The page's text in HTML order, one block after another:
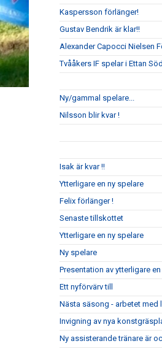
Kaspersson förlänger!
Gustav Bendrik är klar!!
Alexander Capocci Nielsen
Tvååkers IF spelar i Ettan
Ny/gammal spelare...
Nilsson blir kvar !
Isak är kvar !!
Ytterligare en ny spelare
Felix förlänger !
Senaste tillskottet
Ytterligare en ny spelare
Ny spelare
Presentation av ytterligare
Ett nyförvärv till
Nästa säsong - arbetet med
Invigning av nya
Ny assisterande tränare är